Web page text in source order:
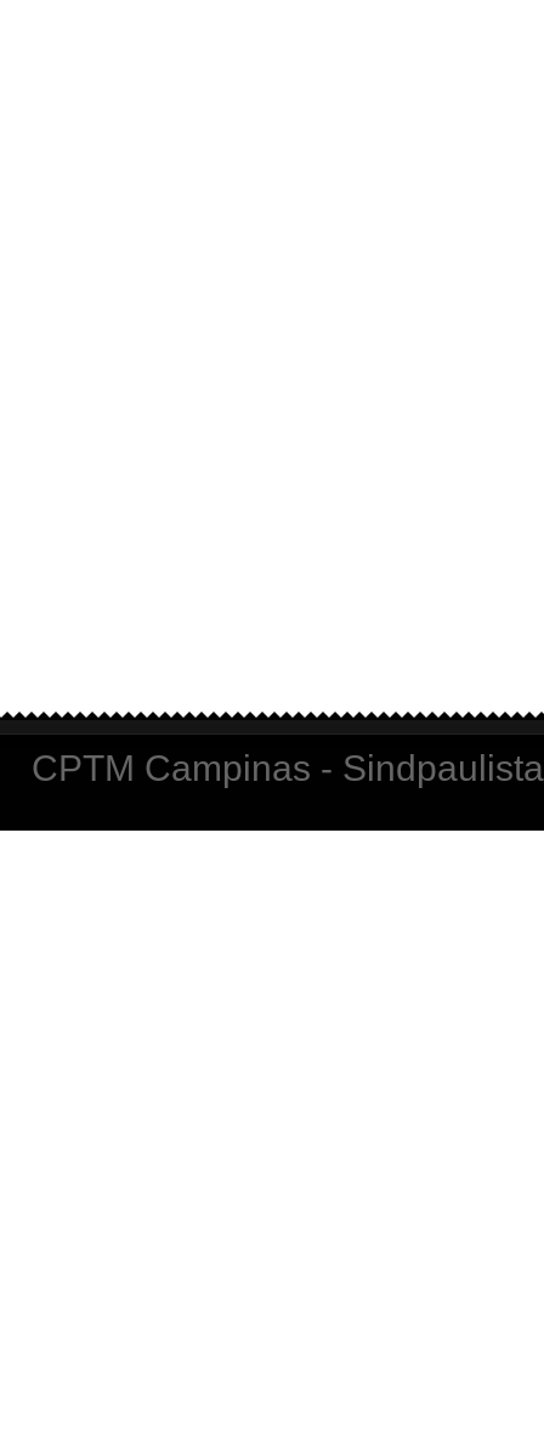
CPTM Campinas - Sindpaulista